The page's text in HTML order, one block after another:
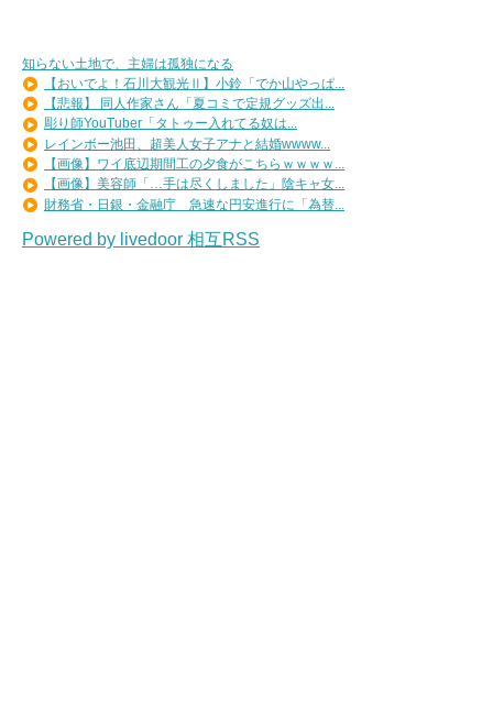
知らない土地で、主婦は孤独になる
【おいでよ！石川大観光Ⅱ】小鈴「でか山やっぱ...
【悲報】 同人作家さん「夏コミで定規グッズ出...
彫り師YouTuber「タトゥー入れてる奴は...
レインボー池田、超美人女子アナと結婚wwww...
【画像】ワイ底辺期間工の夕食がこちらｗｗｗｗ...
【画像】美容師「…手は尽くしました」陰キャ女...
財務省・日銀・金融庁 急速な円安進行に「為替...
Powered by livedoor 相互RSS